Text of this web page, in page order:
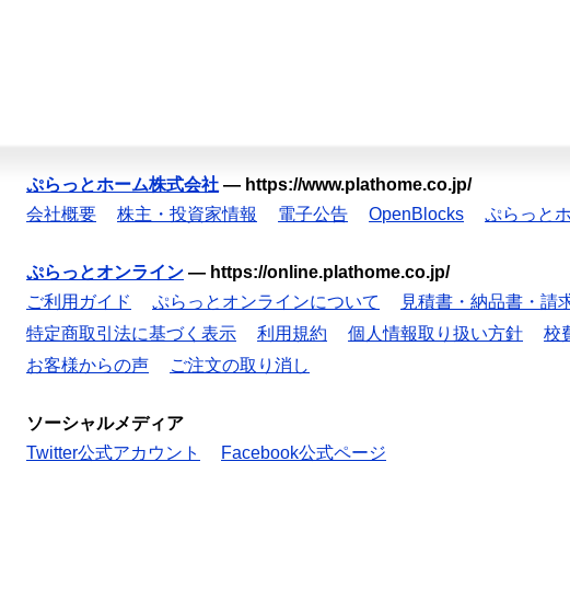
ぷらっとホーム株式会社 — https://www.plathome.co.jp/
会社概要
株主・投資家情報 電子公告 OpenBlocks ぷらっと
ぷらっとオンライン — https://online.plathome.co.jp/
ご利用ガイド
ぷらっとオンラインについて 見積書・納品書・請
特定商取引法に基づく表示
利用規約 個人情報取り扱い方針 校
お客様からの声
ご注文の取り消し
ソーシャルメディア
Twitter公式アカウント
Facebook公式ページ